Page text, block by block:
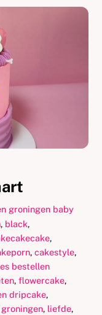
groningen baby
, black,
,
,cakestyle,
bestellen
,flowercake,
dripcake,
, liefde,